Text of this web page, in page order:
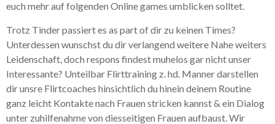
euch mehr auf folgenden Online games umblicken solltet.
Trotz Tinder passiert es as part of dir zu keinen Times?
Unterdessen wunschst du dir verlangend weitere Nahe weiters
Leidenschaft, doch respons findest muhelos gar nicht unser
Interessante? Unteilbar Flirttraining z. hd. Manner darstellen
dir unsre Flirtcoaches hinsichtlich du hinein deinem Routine
ganz leicht Kontakte nach Frauen stricken kannst & ein Dialog
unter zuhilfenahme von diesseitigen Frauen aufbaust. Wir